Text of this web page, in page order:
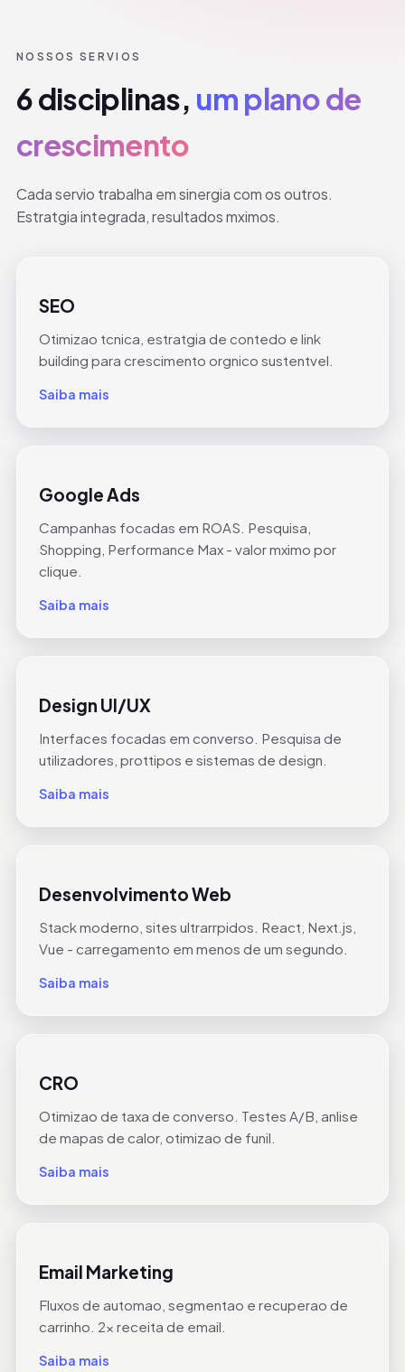
NOSSOS SERVIOS
6 disciplinas, um plano de
crescimento
Cada servio trabalha em sinergia com os outros.
Estratgia integrada, resultados mximos.
SEO
Otimizao tcnica, estratgia de contedo e link
building para crescimento orgnico sustentvel.
Saiba mais
Google Ads
Campanhas focadas em ROAS. Pesquisa,
Shopping, Performance Max - valor mximo por
clique.
Saiba mais
Design UI/UX
Interfaces focadas em converso. Pesquisa de
utilizadores, prottipos e sistemas de design.
Saiba mais
Desenvolvimento Web
Stack moderno, sites ultrarrpidos. React, Next.js,
Vue - carregamento em menos de um segundo.
Saiba mais
CRO
Otimizao de taxa de converso. Testes A/B, anlise
de mapas de calor, otimizao de funil.
Saiba mais
Email Marketing
Fluxos de automao, segmentao e recuperao de
carrinho. 2x receita de email.
Saiba mais